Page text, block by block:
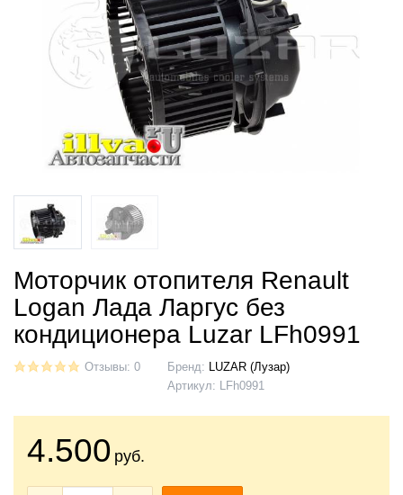
Моторчик отопителя Renault
Logan Лада Ларгус без
кондиционера Luzar LFh0991
Отзывы: 0 Бренд: LUZAR (Лузар)
Артикул: LFh0991
4.500 руб.